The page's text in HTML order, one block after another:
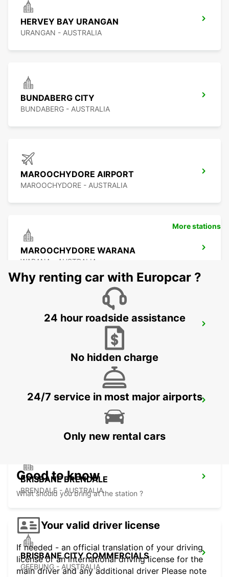
HERVEY BAY URANGAN
URANGAN - AUSTRALIA
BUNDABERG CITY
BUNDABERG - AUSTRALIA
MAROOCHYDORE AIRPORT
MAROOCHYDORE - AUSTRALIA
MAROOCHYDORE WARANA
WARANA - AUSTRALIA
BRISBANE BURPENGARY
BURPENGARY - AUSTRALIA
BRISBANE KIPPA RING
KIPPA RING - AUSTRALIA
BRISBANE BRENDALE
BRENDALE - AUSTRALIA
BRISBANE CITY COMMERCIALS
GEEBUNG - AUSTRALIA
More stations
Why renting car with Europcar ?
24 hour roadside assistance
No hidden charge
24/7 service in most major airports
Only new rental cars
Good to know
What should you bring at the station ?
Your valid driver license
If needed - an official translation of your driving
license or an international driving license for the
main driver and any additional driver Please note